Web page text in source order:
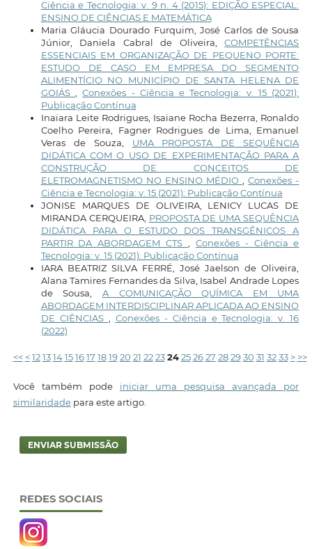
Ciência e Tecnologia: v. 9 n. 4 (2015): EDIÇÃO ESPECIAL:
ENSINO DE CIÊNCIAS E MATEMÁTICA
Maria Gláucia Dourado Furquim, José Carlos de Sousa
Júnior, Daniela Cabral de Oliveira,COMPETÊNCIAS
ESSENCIAIS EM ORGANIZAÇÃO DE PEQUENO PORTE:
ESTUDO DE CASO EM EMPRESA DO SEGMENTO
ALIMENTÍCIO NO MUNICÍPIO DE SANTA HELENA DE
GOIÁS
,Conexões - Ciência e Tecnologia: v. 15 (2021):
Publicação Contínua
Inaiara Leite Rodrigues, Isaiane Rocha Bezerra, Ronaldo
Coelho Pereira, Fagner Rodrigues de Lima, Emanuel
Veras de Souza, UMA PROPOSTA DE SEQUÊNCIA
DIDÁTICA COM O USO DE EXPERIMENTAÇÃO PARA A
CONSTRUÇÃO DE CONCEITOS DE
ELETROMAGNETISMO NO ENSINO MÉDIO
,Conexões -
Ciência e Tecnologia: v. 15 (2021): Publicação Contínua
JONISE MARQUES DE OLIVEIRA, LENICY LUCAS DE
MIRANDA CERQUEIRA, PROPOSTA DE UMA SEQUÊNCIA
DIDÁTICA PARA O ESTUDO DOS TRANSGÊNICOS A
PARTIR DA ABORDAGEM CTS
Conexões - Ciência e
Tecnologia: v. 15 (2021): Publicação Contínua
IARA BEATRIZ SILVA FERRÉ, José Jaelson de Oliveira,
Alana Tamires Fernandes da Silva, Isabel Andrade Lopes
de Sousa, A COMUNICAÇÃO QUÍMICA EM UMA
ABORDAGEM INTERDISCIPLINAR APLICADA AO ENSINO
DE CIÊNCIAS
Conexões - Ciência e Tecnologia: v. 16
(2022)
<< < 12 13 14 15 16 17 18 19 20 21 22 23 24 25 26 27 28 29 30 31 32 33 > >>
Você também pode iniciar uma pesquisa avançada por
similaridadepara este artigo.
ENVIAR SUBMISSÃO
REDES SOCIAIS